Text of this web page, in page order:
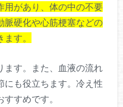
用があり、体の中の不要
脈硬化や心筋梗塞などの
す。
ます。また、血液の流れ
にも役立ちます。冷え性
すめです。